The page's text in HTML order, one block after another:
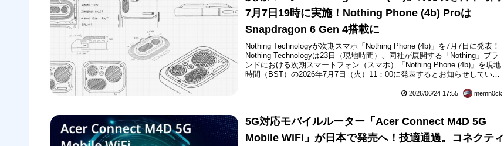
7月7日19時に実施！Nothing Phone (4b) Proは
Snapdragon 6 Gen 4搭載に
Nothing Technologyが次期スマホ「Nothing Phone (4b)」を7月7日に発表！
Nothing Technologyは23日（現地時間）、同社が展開する「Nothing」ブラ
ンドにおける次期スマートフォン（スマホ）「Nothing Phone (4b)」を現地
時間（BST）の2026年7月7日（火）11：00に発表するとお知らせしていま
ずかん番号を各機種の型番としており、直前に「カメ...
2026/06/24 17:55 memn0ck
5G対応モバイルルーター「Acer Connect M4D 5G
Mobile WiFi」が日本で発売へ！技適通過。コネクティ